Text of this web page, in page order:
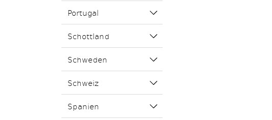
Portugal
Schottland
Schweden
Schweiz
Spanien